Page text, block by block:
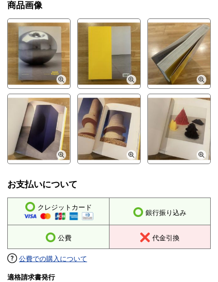
商品画像
お支払いについて
クレジットカード
銀行振り込み
公費 代金引換
公費での購入について
適格請求書発行